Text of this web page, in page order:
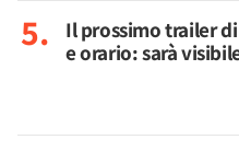
Il prossimo trailer di
e orario: sarà